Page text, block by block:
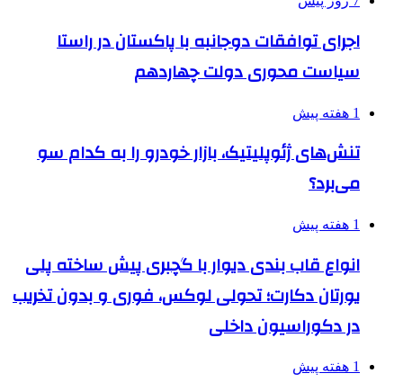
اجرای توافقات دوجانبه با پاکستان در راستا
سیاست محوری دولت چهاردهم
1 هفته پیش
تنش‌های ژئوپلیتیک، بازار خودرو را به کدام سو
می‌برد؟
1 هفته پیش
انواع قاب بندی دیوار با گچبری پیش ساخته پلی
یورتان دکارت؛ تحولی لوکس، فوری و بدون تخریب
در دکوراسیون داخلی
1 هفته پیش